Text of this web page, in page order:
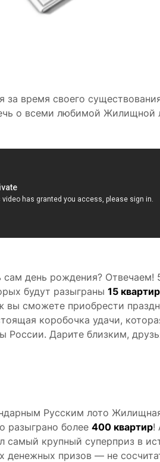
за время своего
о всеми любимой Жилищной
день рождения? Отвечаем!
будут разыграны 15 квартир
сможете приобрести
коробочка удачи,
России. Дарите близким,
Русским лото
разыграно более 400 квартир!
самый крупный суперприз в
денежных призов — не